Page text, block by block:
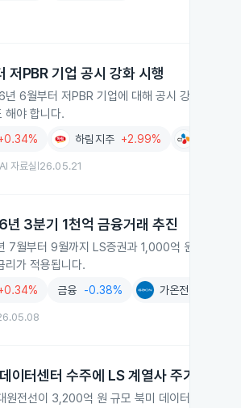
저PBR 기업 공시 강화 시행
6월부터 저PBR 기업에 대해 공시 강화와 의
해야 합니다.
하림지주 +2.99%
자료실 26.05.21
3분기 1천억 금융거래 추진
7월부터 9월까지 LS증권과 1,000억 원 규모 금
리가 적용됩니다.
금융 -0.38% 가온전선
터센터 수주에 LS 계열사 주가 급등
원전선이 3,200억 원 규모 북미 데이터센터 수